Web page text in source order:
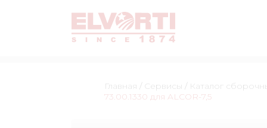
Главная / Сервисы / Каталог
73.00.1330 для ALCOR-7,5